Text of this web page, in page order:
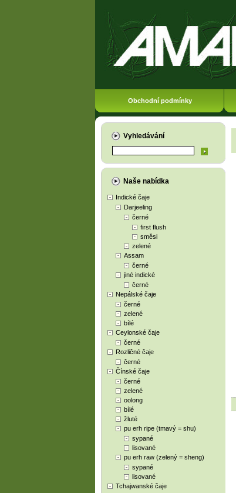
Obchodní podmínky
Vyhledávání
Naše nabídka
Indické čaje
Darjeeling
černé
first flush
směsi
zelené
Assam
černé
jiné indické
černé
Nepálské čaje
černé
zelené
bílé
Ceylonské čaje
černé
Rozličné čaje
černé
Čínské čaje
černé
zelené
oolong
bílé
žluté
pu erh ripe (tmavý = shu)
sypané
lisované
pu erh raw (zelený = sheng)
sypané
lisované
Tchajwanské čaje